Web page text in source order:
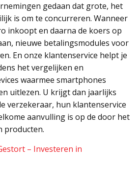
gedaan dat grote, het
is om te concurreren. Wanneer
inkoopt en daarna de koers op
nieuwe betalingsmodules voor
En onze klantenservice helpt je
het vergelijken en
waarmee smartphones
uitlezen. U krijgt dan jaarlijks
verzekeraar, hun klantenservice
aanvulling is op de door het
producten.
– Investeren in